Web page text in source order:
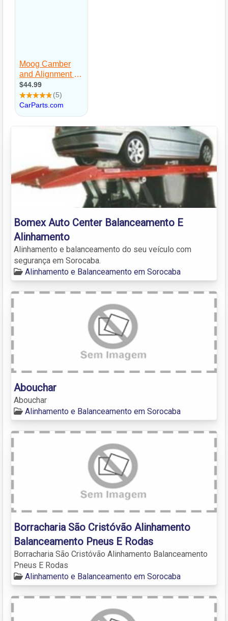
Bomex Auto Center Balanceamento E
Alinhamento
Alinhamento e balanceamento do seu veículo com
segurança em Sorocaba.
Alinhamento e Balanceamento em Sorocaba
Abouchar
Abouchar
Alinhamento e Balanceamento em Sorocaba
Borracharia São Cristóvão Alinhamento
Balanceamento Pneus E Rodas
Borracharia São Cristóvão Alinhamento Balanceamento
Pneus E Rodas
Alinhamento e Balanceamento em Sorocaba